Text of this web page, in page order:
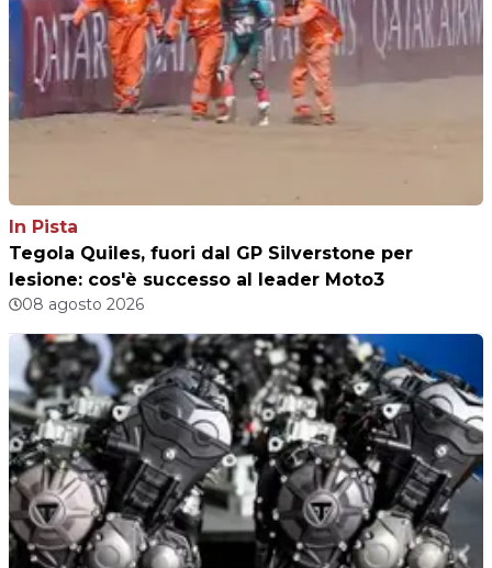
In Pista
Tegola Quiles, fuori dal GP Silverstone per
lesione: cos'è successo al leader Moto3
08 agosto 2026